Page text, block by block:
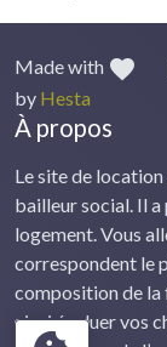
Made with favorite
by Hesta
À propos
Le site de
bailleur social. Il
logement. Vous
correspondent le
composition de la
ainsi évaluer vos